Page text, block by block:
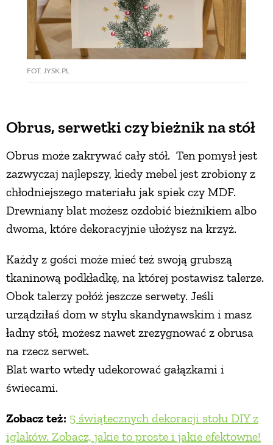
FOT. JYSK.PL
Obrus, serwetki czy bieżnik na stół
Obrus może zakrywać cały stół. Ten pomysł jest
zazwyczaj najlepszy, kiedy mebel jest zrobiony z
chłodniejszego materiału jak spiek czy MDF.
Drewniany blat możesz ozdobić bieżnikiem albo
dwoma, które dekoracyjnie ułożysz na krzyż.
Każdy z gości może mieć też swoją grubszą
tkaninową podkładkę, na której postawisz talerze.
Obok talerzy połóż jeszcze serwety. Jeśli
urządziłaś dom w stylu skandynawskim i masz
ładny stół, możesz nawet zrezygnować z obrusa
na rzecz serwet.
Blat warto wtedy udekorować gałązkami i
świecami.
Zobacz też: 5 świątecznych dekoracji stołu DIY z
iglaków. Zobacz, jakie to proste i jakie efektowne!